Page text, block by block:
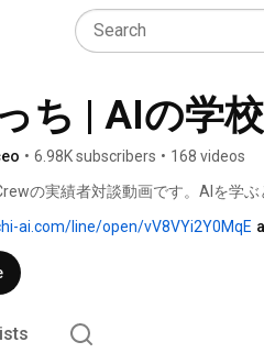
ち | AIの学
• 6.98K subscribers • 168 videos
の実績者対談動画です。AIを学
ai.com/line/open/vV8VYi2Y0MqE